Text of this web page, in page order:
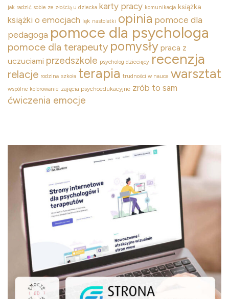
jak radzić sobie ze złością u dziecka karty pracy komunikacja książka
książki o emocjach lęk nastolatki opinia pomoce dla
pedagoga pomoce dla psychologa
pomoce dla terapeuty pomysły praca z
uczuciami przedszkole psycholog dziecięcy recenzja
relacje rodzina szkoła terapia trudności w nauce warsztat
wspólne kolorowanie zajęcia psychoedukacyjne zrób to sam
ćwiczenia emocje